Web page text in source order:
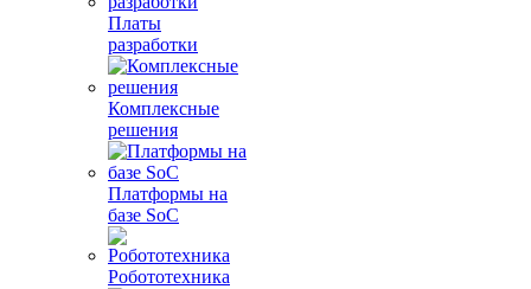
Платы
разработки
Комплексные
решения
Платформы на
базе SoC
Робототехника